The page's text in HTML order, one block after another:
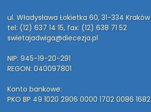
ul. Władysława Łokietka 60, 31-334 Kraków
tel: (12) 637 14 15, fax: (12) 638 71 52
swietajadwiga@diecezja.pl
NIP: 945-19-20-291
REGON: 040097801
Konto bankowe:
PKO BP 49 1020 2906 0000 1702 0086 1682